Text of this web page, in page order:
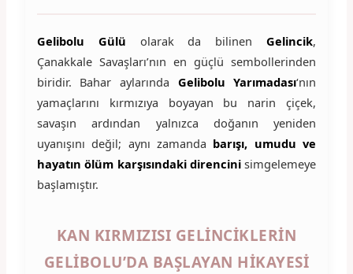
Gelibolu Gülü olarak da bilinenGelincik,
Çanakkale Savaşları’nın en güçlü sembollerinden
biridir. Bahar aylarında Gelibolu Yarımadası‘nın
yamaçlarını kırmızıya boyayan bu narin çiçek,
savaşın ardından yalnızca doğanın yeniden
uyanışını değil; aynı zamanda barışı, umudu ve
hayatın ölüm karşısındaki direncinisimgelemeye
başlamıştır.
KAN KIRMIZISI GELINCIKLERIN
GELIBOLU’DA BAŞLAYAN HIKAYESI